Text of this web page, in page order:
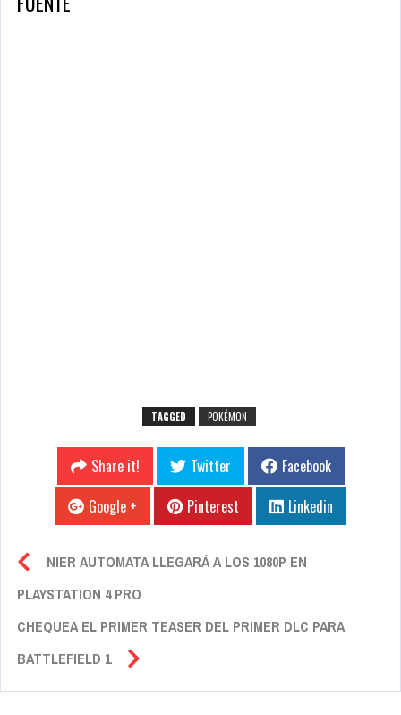
TAGGED POKÉMON
Share it! Twitter
Facebook
Google +
Pinterest Linkedin
NIER AUTOMATA LLEGARÁ A LOS 1080P EN
PLAYSTATION 4 PRO
CHEQUEA EL PRIMER TEASER DEL PRIMER DLC PARA
BATTLEFIELD 1